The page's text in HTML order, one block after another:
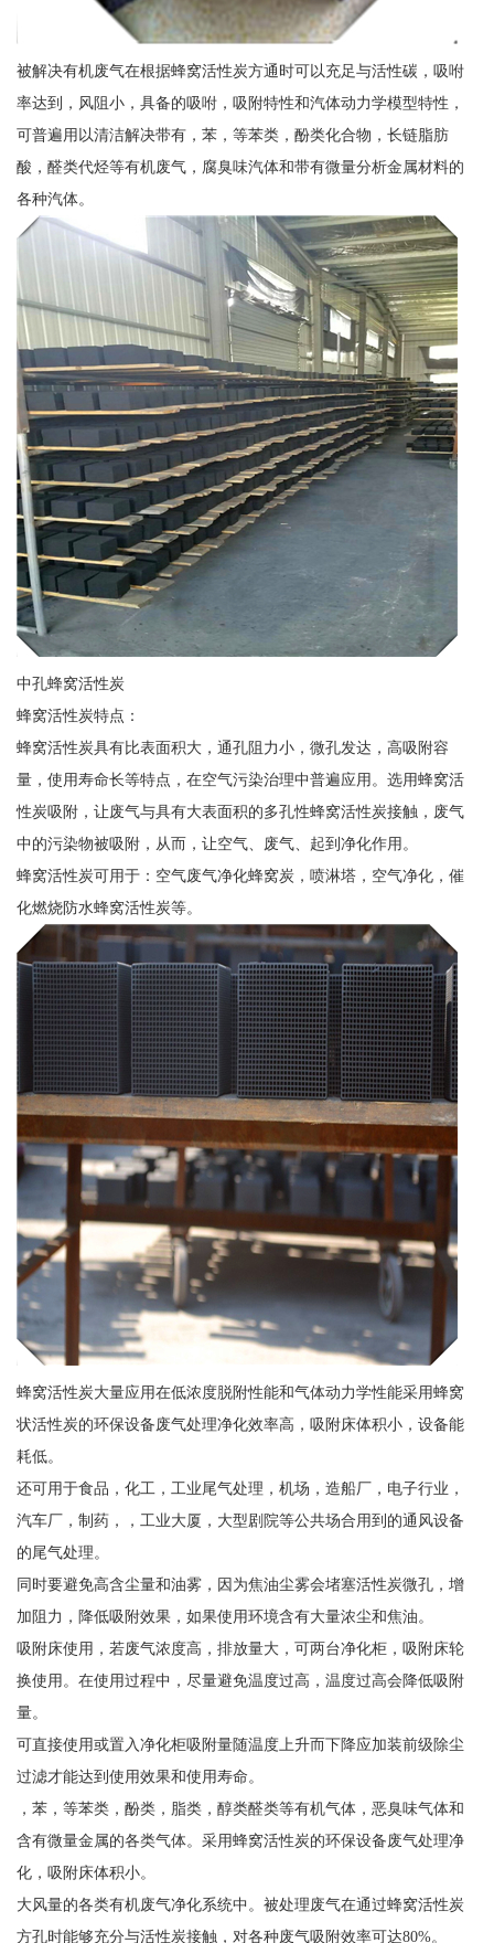
被解决有机废气在根据蜂窝活性炭方通时可以充足与活性碳，吸咐
率达到，风阻小，具备的吸咐，吸附特性和汽体动力学模型特性，
可普遍用以清洁解决带有，苯，等苯类，酚类化合物，长链脂肪
酸，醛类代烃等有机废气，腐臭味汽体和带有微量分析金属材料的
各种汽体。
中孔蜂窝活性炭
蜂窝活性炭特点：
蜂窝活性炭具有比表面积大，通孔阻力小，微孔发达，高吸附容
量，使用寿命长等特点，在空气污染治理中普遍应用。选用蜂窝活
性炭吸附，让废气与具有大表面积的多孔性蜂窝活性炭接触，废气
中的污染物被吸附，从而，让空气、废气、起到净化作用。
蜂窝活性炭可用于：空气废气净化蜂窝炭，喷淋塔，空气净化，催
化燃烧防水蜂窝活性炭等。
蜂窝活性炭大量应用在低浓度脱附性能和气体动力学性能采用蜂窝
状活性炭的环保设备废气处理净化效率高，吸附床体积小，设备能
耗低。
还可用于食品，化工，工业尾气处理，机场，造船厂，电子行业，
汽车厂，制药，，工业大厦，大型剧院等公共场合用到的通风设备
的尾气处理。
同时要避免高含尘量和油雾，因为焦油尘雾会堵塞活性炭微孔，增
加阻力，降低吸附效果，如果使用环境含有大量浓尘和焦油。
吸附床使用，若废气浓度高，排放量大，可两台净化柜，吸附床轮
换使用。在使用过程中，尽量避免温度过高，温度过高会降低吸附
量。
可直接使用或置入净化柜吸附量随温度上升而下降应加装前级除尘
过滤才能达到使用效果和使用寿命。
，苯，等苯类，酚类，脂类，醇类醛类等有机气体，恶臭味气体和
含有微量金属的各类气体。采用蜂窝活性炭的环保设备废气处理净
化，吸附床体积小。
大风量的各类有机废气净化系统中。被处理废气在通过蜂窝活性炭
方孔时能够充分与活性炭接触，对各种废气吸附效率可达80%。